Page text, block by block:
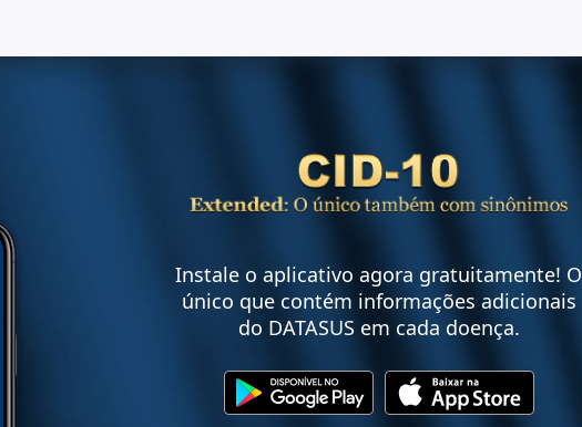
Instale o aplicativo agora gratuitamente! O
único que contém informações adicionais
do DATASUS em cada doença.